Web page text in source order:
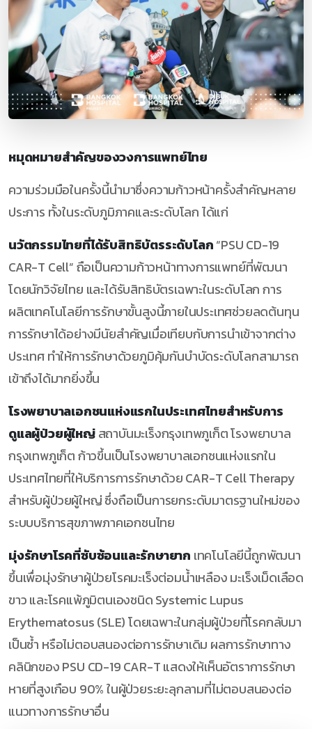
หมุดหมายสำคัญของวงการแพทย์ไทย
ความร่วมมือในครั้งนี้นำมาซึ่งความก้าวหน้าครั้งสำคัญหลาย
ประการ ทั้งในระดับภูมิภาคและระดับโลก ได้แก่
นวัตกรรมไทยที่ได้รับสิทธิบัตรระดับโลก“PSU CD-19
CAR-T Cell” ถือเป็นความก้าวหน้าทางการแพทย์ที่พัฒนา
โดยนักวิจัยไทย และได้รับสิทธิบัตรเฉพาะในระดับโลก การ
ผลิตเทคโนโลยีการรักษาขั้นสูงนี้ภายในประเทศช่วยลดต้นทุน
การรักษาได้อย่างมีนัยสำคัญเมื่อเทียบกับการนำเข้าจากต่าง
ประเทศ ทำให้การรักษาด้วยภูมิคุ้มกันบำบัดระดับโลกสามารถ
เข้าถึงได้มากยิ่งขึ้น
โรงพยาบาลเอกชนแห่งแรกในประเทศไทยสำหรับการ
ดูแลผู้ป่วยผู้ใหญ่สถาบันมะเร็งกรุงเทพภูเก็ต โรงพยาบาล
กรุงเทพภูเก็ต ก้าวขึ้นเป็นโรงพยาบาลเอกชนแห่งแรกใน
ประเทศไทยที่ให้บริการการรักษาด้วย CAR-T Cell Therapy
สำหรับผู้ป่วยผู้ใหญ่ ซึ่งถือเป็นการยกระดับมาตรฐานใหม่ของ
ระบบบริการสุขภาพภาคเอกชนไทย
มุ่งรักษาโรคที่ซับซ้อนและรักษายาก เทคโนโลยีนี้ถูกพัฒนา
ขึ้นเพื่อมุ่งรักษาผู้ป่วยโรคมะเร็งต่อมน้ำเหลือง มะเร็งเม็ดเลือด
ขาว และโรคแพ้ภูมิตนเองชนิด Systemic Lupus
Erythematosus (SLE) โดยเฉพาะในกลุ่มผู้ป่วยที่โรคกลับมา
เป็นซ้ำ หรือไม่ตอบสนองต่อการรักษาเดิม ผลการรักษาทาง
คลินิกของ PSU CD-19 CAR-T แสดงให้เห็นอัตราการรักษา
หายที่สูงเกือบ 90% ในผู้ป่วยระยะลุกลามที่ไม่ตอบสนองต่อ
แนวทางการรักษาอื่น